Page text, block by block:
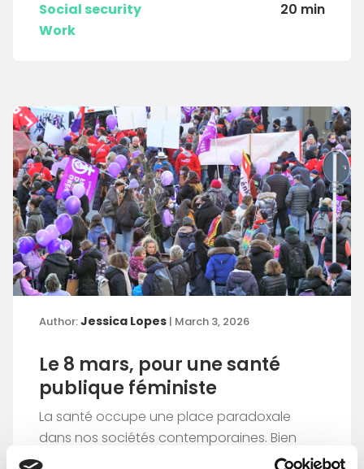
Social security
Work
20 min
Author:Jessica Lopes | March 3, 2026
Le 8 mars, pour une santé
publique féministe
La santé occupe une place paradoxale
dans nos sociétés contemporaines. Bien
qu’elle soit omniprésente dans les discours